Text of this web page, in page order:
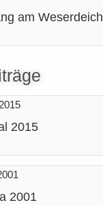
am Weserdeich
2015
2001